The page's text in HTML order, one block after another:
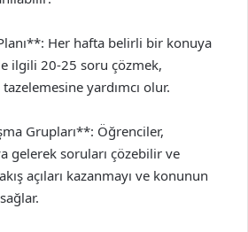
Her hafta belirli bir konuya
ilgili 20-25 soru çözmek,
yardımcı olur.
Grupları**: Öğrenciler,
gelerek soruları çözebilir ve
açıları kazanmayı ve konunun